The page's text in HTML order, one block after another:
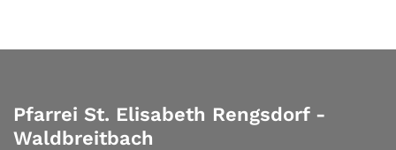
Pfarrei St. Elisabeth Rengsdorf -
Waldbreitbach